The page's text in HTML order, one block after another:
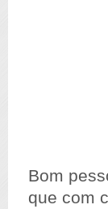
Bom
que com